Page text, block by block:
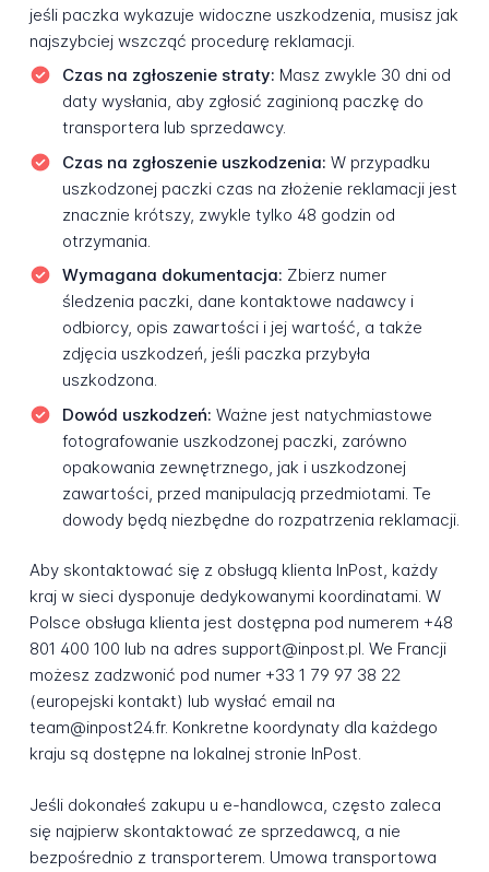
jeśli paczka wykazuje widoczne uszkodzenia, musisz jak
najszybciej wszcząć procedurę reklamacji.
Czas na zgłoszenie straty: Masz zwykle 30 dni od
daty wysłania, aby zgłosić zaginioną paczkę do
transportera lub sprzedawcy.
Czas na zgłoszenie uszkodzenia: W przypadku
uszkodzonej paczki czas na złożenie reklamacji jest
znacznie krótszy, zwykle tylko 48 godzin od
otrzymania.
Wymagana dokumentacja: Zbierz numer
śledzenia paczki, dane kontaktowe nadawcy i
odbiorcy, opis zawartości i jej wartość, a także
zdjęcia uszkodzeń, jeśli paczka przybyła
uszkodzona.
Dowód uszkodzeń: Ważne jest natychmiastowe
fotografowanie uszkodzonej paczki, zarówno
opakowania zewnętrznego, jak i uszkodzonej
zawartości, przed manipulacją przedmiotami. Te
dowody będą niezbędne do rozpatrzenia reklamacji.
Aby skontaktować się z obsługą klienta InPost, każdy
kraj w sieci dysponuje dedykowanymi koordinatami. W
Polsce obsługa klienta jest dostępna pod numerem +48
801 400 100 lub na adres support@inpost.pl. We Francji
możesz zadzwonić pod numer +33 1 79 97 38 22
(europejski kontakt) lub wysłać email na
team@inpost24.fr. Konkretne koordynaty dla każdego
kraju są dostępne na lokalnej stronie InPost.
Jeśli dokonałeś zakupu u e-handlowca, często zaleca
się najpierw skontaktować ze sprzedawcą, a nie
bezpośrednio z transporterem. Umowa transportowa